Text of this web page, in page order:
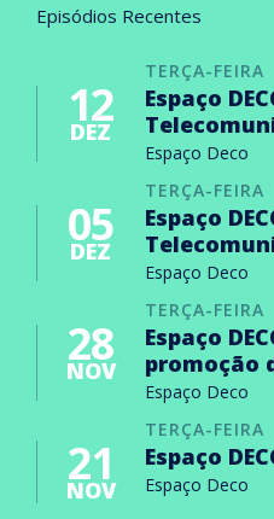
Episódios Recentes
TERÇA-FEIRA
12
DEZ
Espaço
Espaço Deco
TERÇA-FEIRA
05
DEZ
Espaço
Espaço Deco
TERÇA-FEIRA
28
NOV
Espaço
promoção
Espaço Deco
TERÇA-FEIRA
21
NOV
Espaço
Espaço Deco